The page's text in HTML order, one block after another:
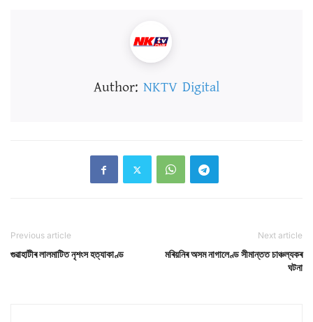
Author: NKTV Digital
Previous article
গুৱাহাটীৰ লালমাটিত নৃশংস হত্যাকাণ্ড
Next article
মৰিয়নিৰ অসম নাগালেণ্ড সীমান্তত চাঞ্চল্যকৰ
ঘটনা